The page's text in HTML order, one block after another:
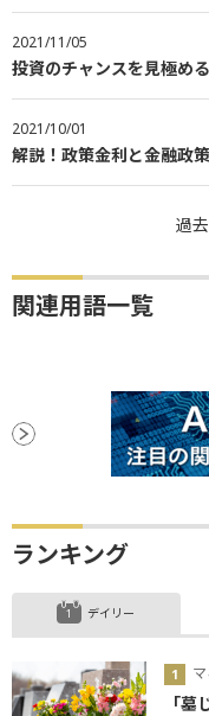
2021/11/05
投資のチャンスを見極める
2021/10/01
解説！政策金利と金融政策
過
関連用語一覧
ランキング
デイリー
「